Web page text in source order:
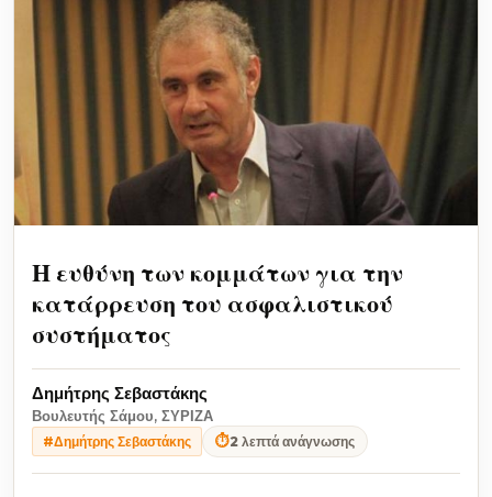
Η ευθύνη των κομμάτων για την
κατάρρευση του ασφαλιστικού
συστήματος
Δημήτρης Σεβαστάκης
Βουλευτής Σάμου, ΣΥΡΙΖΑ
#Δημήτρης Σεβαστάκης ⏱2 λεπτά ανάγνωσης